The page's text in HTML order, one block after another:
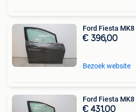
Ford Fiesta
€ 396,00
Bezoek website
Ford Fiesta
€ 431,00